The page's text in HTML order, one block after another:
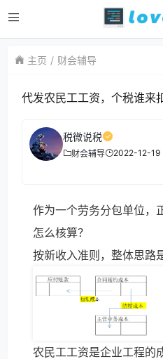
主页 财会辅导
代发农民工工资，个税谁来
税微说税
财会辅导 2022-12-19
作为一个劳务分包单位，
怎么核算？
按新收入准则，整体思路
农民工工资是企业工程的